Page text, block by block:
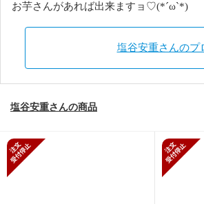
お芋さんがあれば出来ますョ♡(*´ω`*)
塩谷安重さんのプ
塩谷安重さんの商品